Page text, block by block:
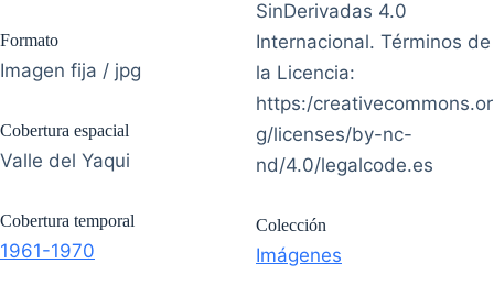
Formato
Imagen fija / jpg
Cobertura espacial
Valle del Yaqui
Cobertura temporal
1961-1970
SinDerivadas 4.0
Internacional. Términos de
la Licencia:
https:/creativecommons.or
g/licenses/by-nc-
nd/4.0/legalcode.es
Colección
Imágenes